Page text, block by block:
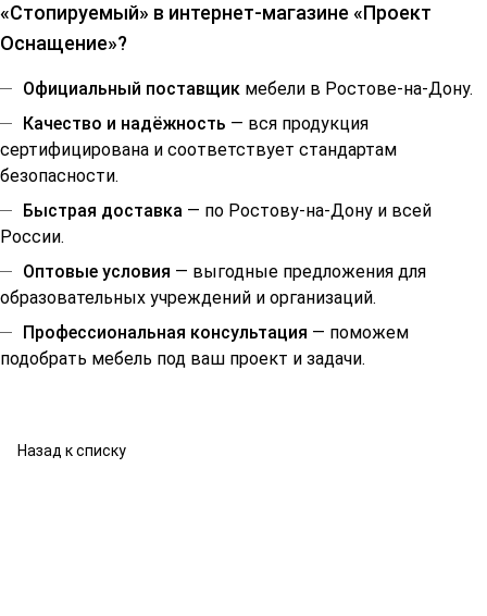
«Стопируемый» в интернет-магазине «Проект
Оснащение»?
Официальный поставщик мебели в Ростове-на-Дону.
Качество и надёжность — вся продукция
сертифицирована и соответствует стандартам
безопасности.
Быстрая доставка — по Ростову-на-Дону и всей
России.
Оптовые условия — выгодные предложения для
образовательных учреждений и организаций.
Профессиональная консультация — поможем
подобрать мебель под ваш проект и задачи.
Назад к списку